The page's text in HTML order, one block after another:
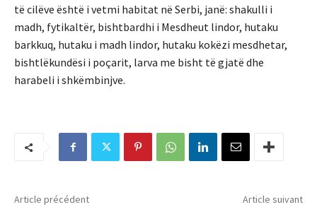
të cilëve është i vetmi habitat në Serbi, janë: shakulli i
madh, fytikaltër, bishtbardhi i Mesdheut lindor, hutaku
barkkuq, hutaku i madh lindor, hutaku kokëzi mesdhetar,
bishtlëkundësi i poçarit, larva me bisht të gjatë dhe
harabeli i shkëmbinjve.
Article précédent Article suivant